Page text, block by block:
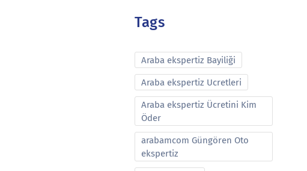
Tags
Araba ekspertiz Bayiliği
Araba ekspertiz Ucretleri
Araba ekspertiz Ücretini Kim
Öder
arabamcom Güngören Oto
ekspertiz